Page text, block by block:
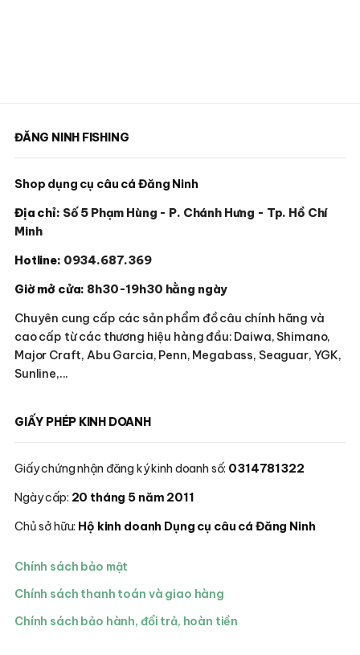
ĐĂNG NINH FISHING
Shop dụng cụ câu cá Đăng Ninh
Địa chỉ: Số 5 Phạm Hùng - P. Chánh Hưng - Tp. Hồ Chí
Minh
Hotline: 0934.687.369
Giờ mở cửa: 8h30-19h30 hằng ngày
Chuyên cung cấp các sản phẩm đồ câu chính hãng và
cao cấp từ các thương hiệu hàng đầu: Daiwa, Shimano,
Major Craft, Abu Garcia, Penn, Megabass, Seaguar, YGK,
Sunline,...
GIẤY PHÉP KINH DOANH
Giấy chứng nhận đăng ký kinh doanh số: 0314781322
Ngày cấp: 20 tháng 5 năm 2011
Chủ sở hữu: Hộ kinh doanh Dụng cụ câu cá Đăng Ninh
Chính sách bảo mật
Chính sách thanh toán và giao hàng
Chính sách bảo hành, đổi trả, hoàn tiền